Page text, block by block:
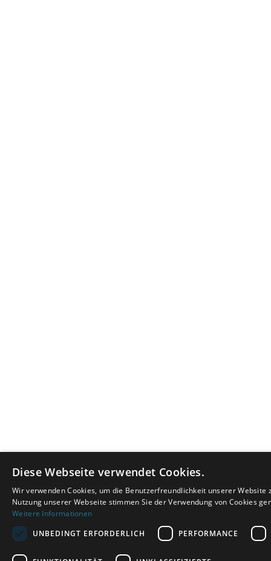
Diese Webseite verwendet Cookies.
Wir verwenden Cookies, um die Benutzerfreundlichkeit unserer Website
Nutzung unserer Webseite stimmen Sie der Verwendung von Cookies
Weitere Informationen
UNBEDINGT ERFORDERLICH
PERFORMANCE